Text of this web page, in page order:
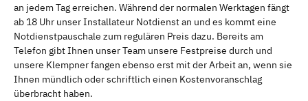
an jedem Tag erreichen. Während der normalen Werktagen fängt
ab 18 Uhr unser Installateur Notdienst an und es kommt eine
Notdienstpauschale zum regulären Preis dazu. Bereits am
Telefon gibt Ihnen unser Team unsere Festpreise durch und
unsere Klempner fangen ebenso erst mit der Arbeit an, wenn sie
Ihnen mündlich oder schriftlich einen Kostenvoranschlag
überbracht haben.